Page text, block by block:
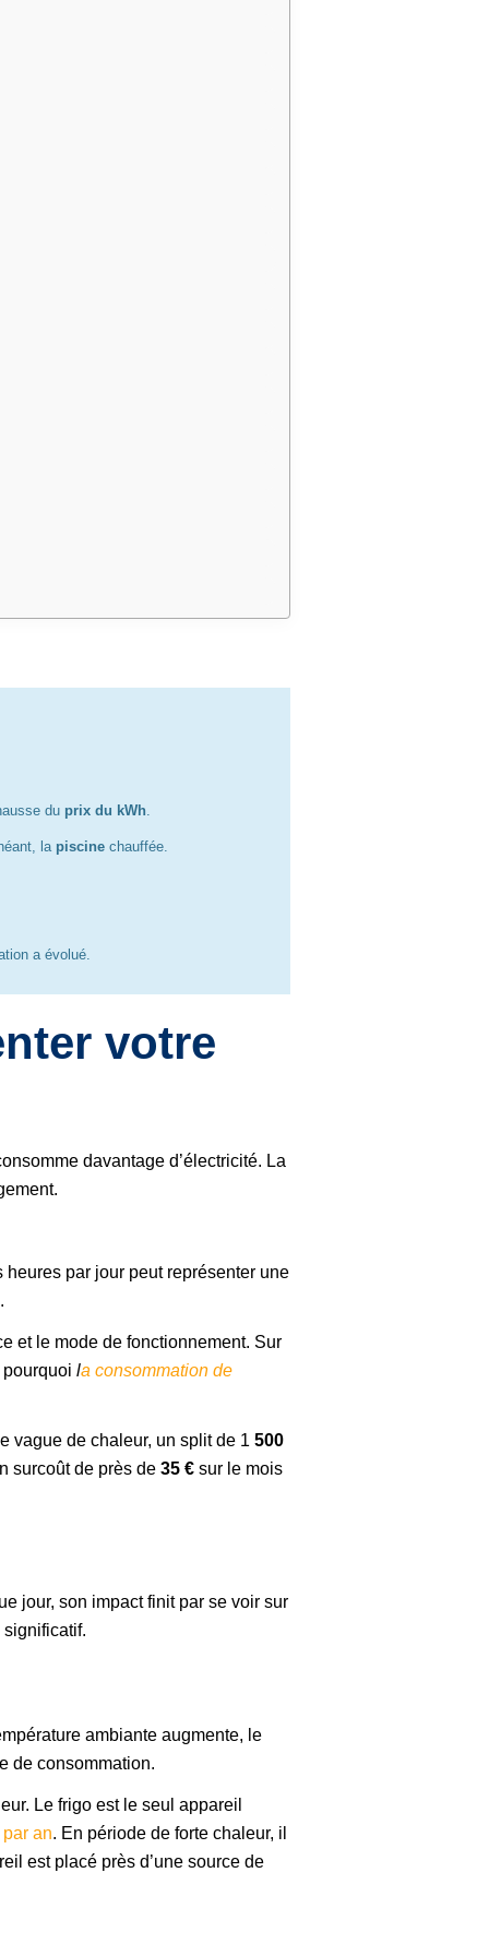
du prix du kWh
la piscine chauffée.
a évolué.
votre
davantage d’électricité. La
par jour peut représenter une
et le mode de fonctionnement. Sur
pourquoi la consommation de
vague de chaleur, un split de 1 500
surcoût de près de 35 € sur le mois
jour, son impact finit par se voir sur
significatif.
ambiante augmente, le
de consommation.
Le frigo est le seul appareil
an. En période de forte chaleur, il
est placé près d’une source de